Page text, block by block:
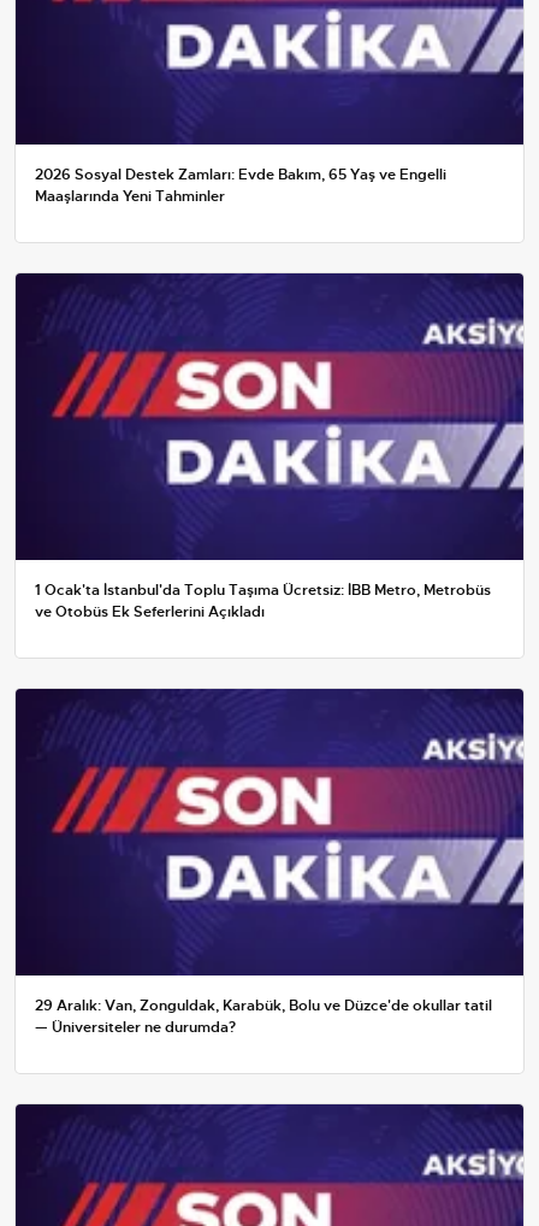
2026 Sosyal Destek Zamları: Evde Bakım, 65 Yaş ve Engelli
Maaşlarında Yeni Tahminler
1 Ocak'ta İstanbul'da Toplu Taşıma Ücretsiz: İBB Metro, Metrobüs
ve Otobüs Ek Seferlerini Açıkladı
29 Aralık: Van, Zonguldak, Karabük, Bolu ve Düzce'de okullar tatil
— Üniversiteler ne durumda?